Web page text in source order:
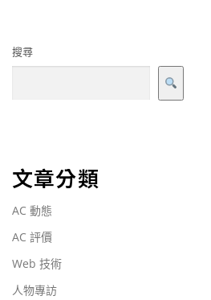
搜尋
文章分類
AC 動態
AC 評價
Web 技術
人物專訪